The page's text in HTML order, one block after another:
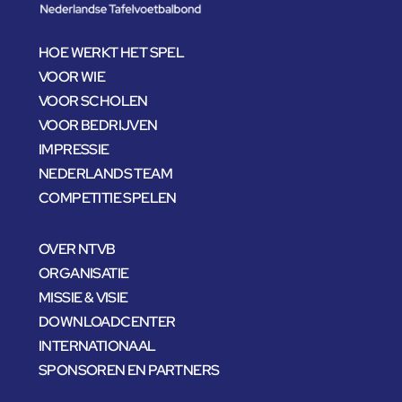
HOE WERKT HET SPEL
VOOR WIE
VOOR SCHOLEN
VOOR BEDRIJVEN
IMPRESSIE
NEDERLANDS TEAM
COMPETITIE SPELEN
OVER NTVB
ORGANISATIE
MISSIE & VISIE
DOWNLOADCENTER
INTERNATIONAAL
SPONSOREN EN PARTNERS